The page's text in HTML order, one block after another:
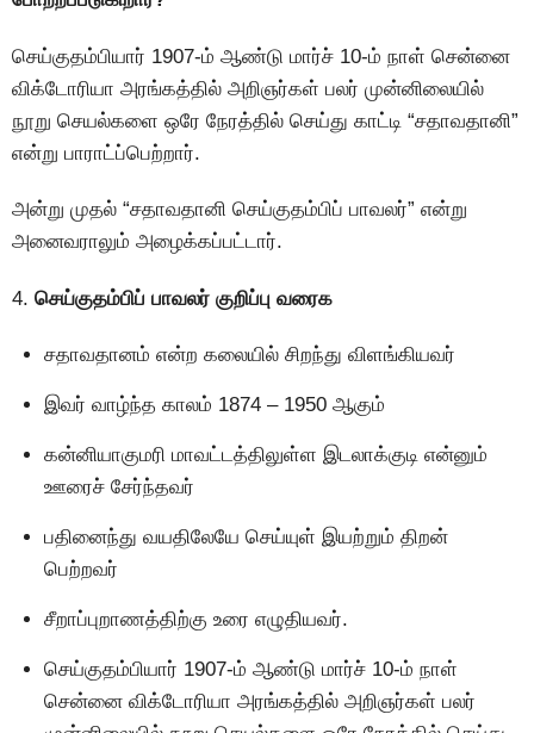
செய்குதம்பியார் 1907-ம் ஆண்டு மார்ச் 10-ம் நாள் சென்னை
விக்டோரியா அரங்கத்தில் அறிஞர்கள் பலர் முன்னிலையில்
நூறு செயல்களை ஒரே நேரத்தில் செய்து காட்டி “சதாவதானி”
என்று பாராட்ப்பெற்றார்.
அன்று முதல் “சதாவதானி செய்குதம்பிப் பாவலர்” என்று
அனைவராலும் அழைக்கப்பட்டார்.
4. செய்குதம்பிப் பாவலர் குறிப்பு வரைக
சதாவதானம் என்ற கலையில் சிறந்து விளங்கியவர்
இவர் வாழ்ந்த காலம் 1874 – 1950 ஆகும்
கன்னியாகுமரி மாவட்டத்திலுள்ள இடலாக்குடி என்னும்
ஊரைச் சேர்ந்தவர்
பதினைந்து வயதிலேயே செய்யுள் இயற்றும் திறன்
பெற்றவர்
சீறாப்புறாணத்திற்கு உரை எழுதியவர்.
செய்குதம்பியார் 1907-ம் ஆண்டு மார்ச் 10-ம் நாள்
சென்னை விக்டோரியா அரங்கத்தில் அறிஞர்கள் பலர்